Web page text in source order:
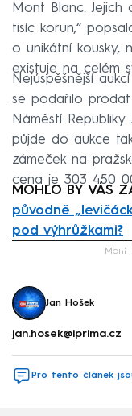
Mont Blanc.
tisíc korun,“
o unikátní kousky,
existuje na celém
Nejúspěšnější
se podařilo
Náměstí
půjde do aukce
zámeček na
cena je 303 450
MOHLO BY VÁS
původně
pod výhrůžkami?
Mont
Jan Hošek
jan.hosek@iprima.cz
Pro tento článek